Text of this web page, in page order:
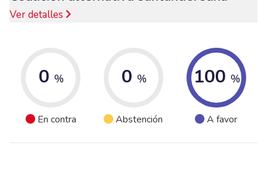
Ver detalles
0 %
En contra
0 %
Abstención
100 %
A favor